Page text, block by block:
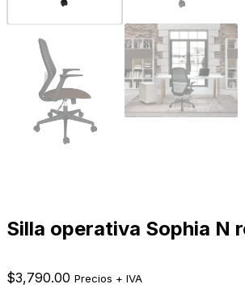
Silla operativa Sophia N
$3,790.00 Precios + IVA